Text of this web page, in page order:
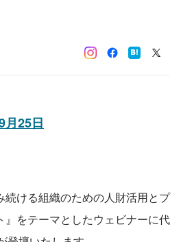
月25日
続ける組織のための人財活用とプ
』をテーマとしたウェビナーに代